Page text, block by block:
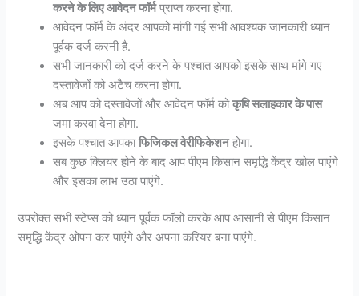
करने के लिए आवेदन फॉर्मप्राप्त करना होगा.
आवेदन फॉर्म के अंदर आपको मांगी गई सभी आवश्यक जानकारी ध्यान
पूर्वक दर्ज करनी है.
सभी जानकारी को दर्ज करने के पश्चात आपको इसके साथ मांगे गए
दस्तावेजों को अटैच करना होगा.
अब आप को दस्तावेजों और आवेदन फॉर्म कोकृषि सलाहकार के पास
जमा करवा देना होगा.
इसके पश्चात आपकाफिजिकल वेरीफिकेशनहोगा.
सब कुछ क्लियर होने के बाद आप पीएम किसान समृद्धि केंद्र खोल पाएंगे
और इसका लाभ उठा पाएंगे.
उपरोक्त सभी स्टेप्स को ध्यान पूर्वक फॉलो करके आप आसानी से पीएम किसान
समृद्धि केंद्र ओपन कर पाएंगे और अपना करियर बना पाएंगे.